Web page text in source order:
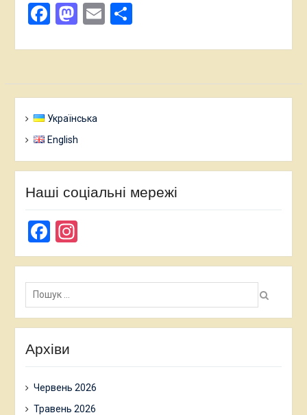
Facebook
Mastodon
EmailПоділитися
Українська
English
Наші соціальні мережі
Facebook
Instagram
Пошук:
Архіви
Червень 2026
Травень 2026